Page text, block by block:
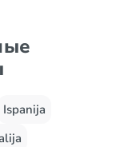
Ispanija